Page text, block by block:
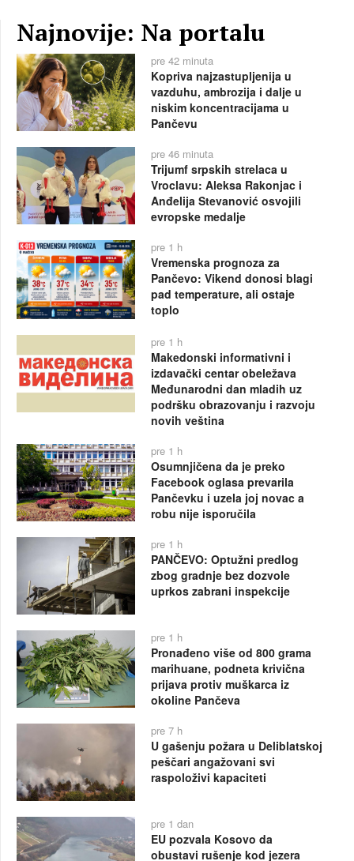
Najnovije: Na portalu
pre 42 minuta
Kopriva najzastupljenija u
vazduhu, ambrozija i dalje u
niskim koncentracijama u
Pančevu
pre 46 minuta
Trijumf srpskih strelaca u
Vroclavu: Aleksa Rakonjac i
Anđelija Stevanović osvojili
evropske medalje
pre 1 h
Vremenska prognoza za
Pančevo: Vikend donosi blagi
pad temperature, ali ostaje
toplo
pre 1 h
Makedonski informativni i
izdavački centar obeležava
Međunarodni dan mladih uz
podršku obrazovanju i razvoju
novih veština
pre 1 h
Osumnjičena da je preko
Facebook oglasa prevarila
Pančevku i uzela joj novac a
robu nije isporučila
pre 1 h
PANČEVO: Optužni predlog
zbog gradnje bez dozvole
uprkos zabrani inspekcije
pre 1 h
Pronađeno više od 800 grama
marihuane, podneta krivična
prijava protiv muškarca iz
okoline Pančeva
pre 7 h
U gašenju požara u Deliblatskoj
peščari angažovani svi
raspoloživi kapaciteti
pre 1 dan
EU pozvala Kosovo da
obustavi rušenje kod jezera